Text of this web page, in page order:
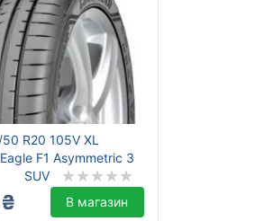
R20 105V XL
F1 Asymmetric 3
SUV
В магазин